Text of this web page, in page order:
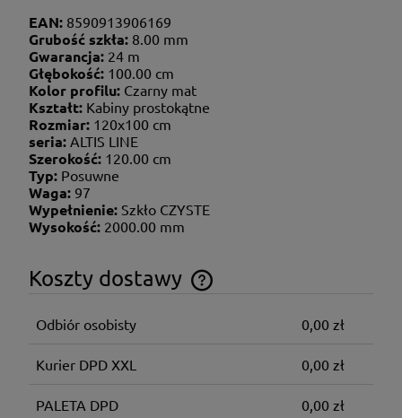
EAN: 8590913906169
Grubość szkła: 8.00 mm
Gwarancja: 24 m
Głębokość: 100.00 cm
Kolor profilu: Czarny mat
Kształt: Kabiny prostokątne
Rozmiar: 120x100 cm
seria: ALTIS LINE
Szerokość: 120.00 cm
Typ: Posuwne
Waga: 97
Wypełnienie: Szkło CZYSTE
Wysokość: 2000.00 mm
Koszty dostawy
Cena nie zawiera ewentualnych kosztów płatności
Odbiór osobisty 0,00 zł
Kurier DPD XXL 0,00 zł
PALETA DPD 0,00 zł